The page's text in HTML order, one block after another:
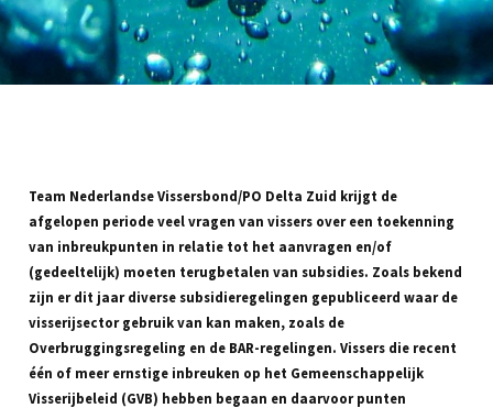
Team Nederlandse Vissersbond/PO Delta Zuid krijgt de
afgelopen periode veel vragen van vissers over een toekenning
van inbreukpunten in relatie tot het aanvragen en/of
(gedeeltelijk) moeten terugbetalen van subsidies. Zoals bekend
zijn er dit jaar diverse subsidieregelingen gepubliceerd waar de
visserijsector gebruik van kan maken, zoals de
Overbruggingsregeling en de BAR-regelingen. Vissers die recent
één of meer ernstige inbreuken op het Gemeenschappelijk
Visserijbeleid (GVB) hebben begaan en daarvoor punten